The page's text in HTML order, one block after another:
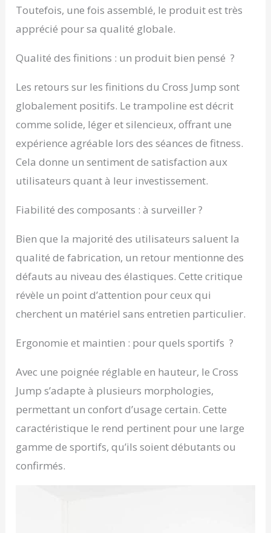
Toutefois, une fois assemblé, le produit est très
apprécié pour sa qualité globale.
Qualité des finitions : un produit bien pensé ?
Les retours sur les finitions du Cross Jump sont
globalement positifs. Le trampoline est décrit
comme solide, léger et silencieux, offrant une
expérience agréable lors des séances de fitness.
Cela donne un sentiment de satisfaction aux
utilisateurs quant à leur investissement.
Fiabilité des composants : à surveiller ?
Bien que la majorité des utilisateurs saluent la
qualité de fabrication, un retour mentionne des
défauts au niveau des élastiques. Cette critique
révèle un point d’attention pour ceux qui
cherchent un matériel sans entretien particulier.
Ergonomie et maintien : pour quels sportifs ?
Avec une poignée réglable en hauteur, le Cross
Jump s’adapte à plusieurs morphologies,
permettant un confort d’usage certain. Cette
caractéristique le rend pertinent pour une large
gamme de sportifs, qu’ils soient débutants ou
confirmés.